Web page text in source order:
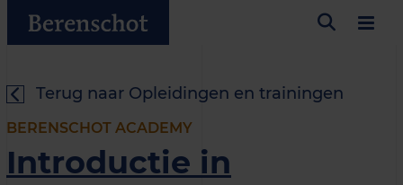
Terug naar Opleidingen en trainingen
BERENSCHOT ACADEMY
Introductie in